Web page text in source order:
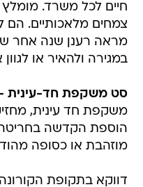
חיים לכל משרד. מומלץ
צמחים מלאכותיים. הם
מראה רענן שנה אחר
במגירה ולהאיר או
סט משקפת חד-עינית
משקפת חד עינית,
הוספת הקדשה
מוזהבת או כסופה